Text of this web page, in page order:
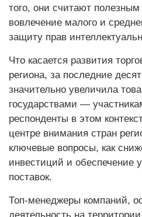
того, они считают полезным
вовлечение малого и
защиту прав
Что касается развития
региона, за последние
значительно увеличила
государствами —
респонденты в этом
центре внимания стран
ключевые вопросы, как
инвестиций и обеспечение
поставок.
Топ-менеджеры компаний,